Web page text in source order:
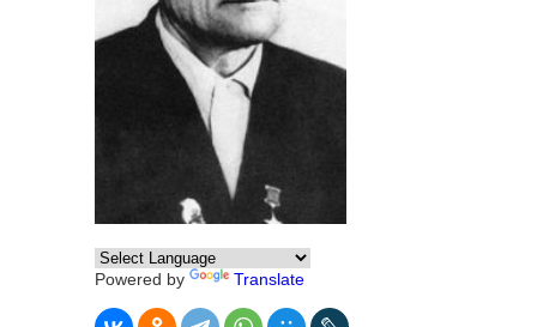
Powered by Translate